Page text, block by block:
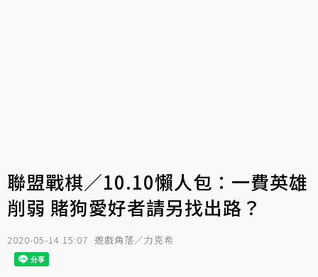
聯盟戰棋／10.10懶人包：一費英雄
削弱 賭狗愛好者請另找出路？
2020-05-14 15:07 遊戲角落／力克希